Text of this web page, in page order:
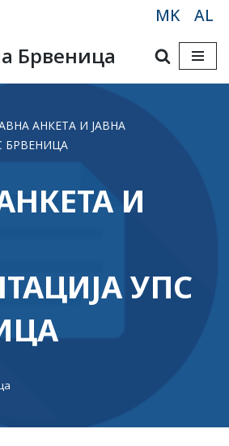
MK AL
Брвеница
АНКЕТА И ЈАВНА
БРВЕНИЦА
И
УПС